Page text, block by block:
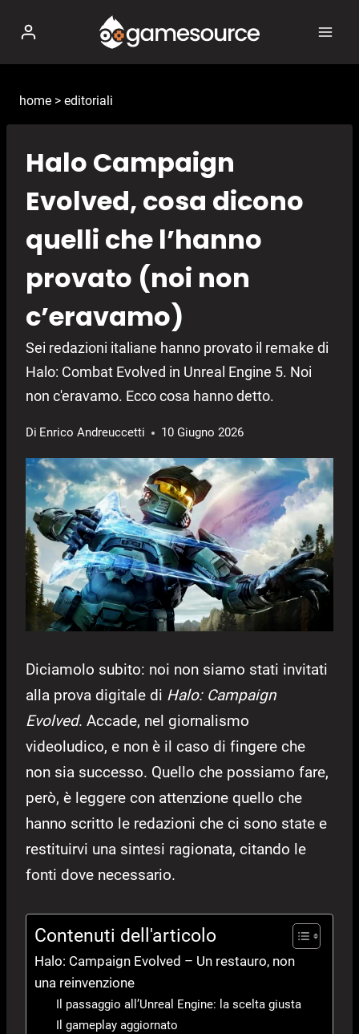
contenuto
home > editoriali
Halo Campaign
Evolved, cosa dicono
quelli che l’hanno
provato (noi non
c’eravamo)
Sei redazioni italiane hanno provato il remake di
Halo: Combat Evolved in Unreal Engine 5. Noi
non c'eravamo. Ecco cosa hanno detto.
Di Enrico Andreuccetti 10 Giugno 2026
Diciamolo subito: noi non siamo stati invitati
alla prova digitale di Halo: Campaign
Evolved. Accade, nel giornalismo
videoludico, e non è il caso di fingere che
non sia successo. Quello che possiamo fare,
però, è leggere con attenzione quello che
hanno scritto le redazioni che ci sono state e
restituirvi una sintesi ragionata, citando le
fonti dove necessario.
Contenuti dell'articolo
Halo: Campaign Evolved – Un restauro, non
una reinvenzione
Il passaggio all’Unreal Engine: la scelta giusta
Il gameplay aggiornato